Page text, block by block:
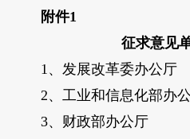
附件1
征求意见
1、发展改革委办公厅
2、工业和信息化部办
3、财政部办公厅